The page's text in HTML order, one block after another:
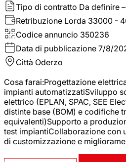
Tipo di contratto Da definire
Retribuzione Lorda 33000 -
Codice annuncio 350236
Data di pubblicazione 7/8/
Città Oderzo
Cosa farai:Progettazione
impianti automatizzatiSviluppo
elettrico (EPLAN, SPAC, SEE
distinte base (BOM) e codifiche
equivalenti)Supporto a
test impiantiCollaborazione con
di customizzazione e